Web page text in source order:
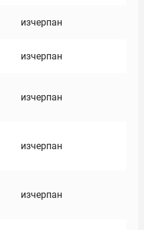
изчерпан
изчерпан
изчерпан
изчерпан
изчерпан